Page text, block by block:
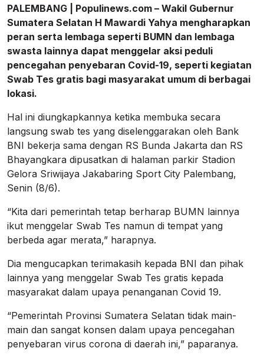
PALEMBANG | Populinews.com – Wakil Gubernur
Sumatera Selatan H Mawardi Yahya mengharapkan
peran serta lembaga seperti BUMN dan lembaga
swasta lainnya dapat menggelar aksi peduli
pencegahan penyebaran Covid-19, seperti kegiatan
Swab Tes gratis bagi masyarakat umum di berbagai
lokasi.
Hal ini diungkapkannya ketika membuka secara
langsung swab tes yang diselenggarakan oleh Bank
BNI bekerja sama dengan RS Bunda Jakarta dan RS
Bhayangkara dipusatkan di halaman parkir Stadion
Gelora Sriwijaya Jakabaring Sport City Palembang,
Senin (8/6).
“Kita dari pemerintah tetap berharap BUMN lainnya
ikut menggelar Swab Tes namun di tempat yang
berbeda agar merata,” harapnya.
Dia mengucapkan terimakasih kepada BNI dan pihak
lainnya yang menggelar Swab Tes gratis kepada
masyarakat dalam upaya penanganan Covid 19.
“Pemerintah Provinsi Sumatera Selatan tidak main-
main dan sangat konsen dalam upaya pencegahan
penyebaran virus corona di daerah ini,” paparanya.